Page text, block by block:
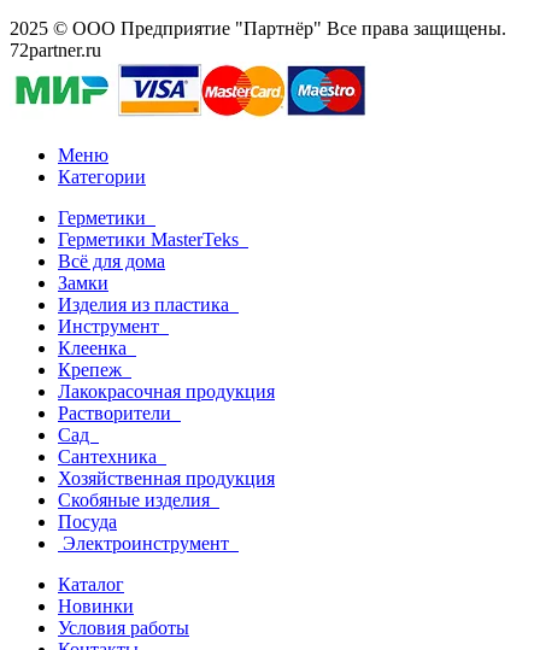
2025 © ООО Предприятие "Партнёр" Все права защищены.
72partner.ru
Меню
Категории
Герметики
Герметики MasterTeks
Всё для дома
Замки
Изделия из пластика
Инструмент
Клеенка
Крепеж
Лакокрасочная продукция
Растворители
Сад
Сантехника
Хозяйственная продукция
Скобяные изделия
Посуда
Электроинструмент
Каталог
Новинки
Условия работы